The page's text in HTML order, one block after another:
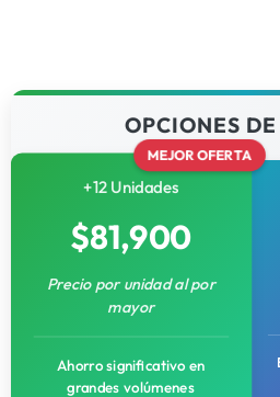
OPCIONES
MEJOR OFERTA
+12 Unidades
$81,900
Precio por unidad al por
mayor
Ahorro significativo en
grandes volúmenes